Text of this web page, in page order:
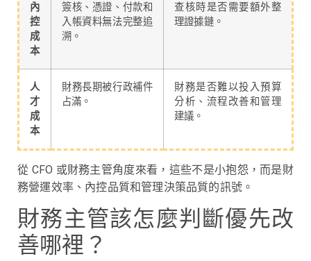
內
控
成
本
簽核、憑證、付款和
入帳資料無法完整追
溯。
查核時是否需要額外整
理證據鏈。
人
才
成
本
財務長期被行政補件
占滿。
財務是否難以投入預算
分析、流程改善和管理
建議。
從 CFO 或財務主管角度來看，這些不是小抱怨，而是財
務營運效率、內控品質和管理決策品質的訊號。
財務主管該怎麼判斷優先改
善哪裡？